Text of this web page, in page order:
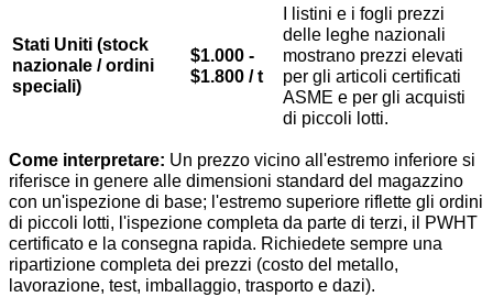
Stati Uniti (stock
nazionale / ordini
speciali)
$1.000 -
$1.800 / t
I listini e i fogli prezzi
delle leghe nazionali
mostrano prezzi elevati
per gli articoli certificati
ASME e per gli acquisti
di piccoli lotti.
Come interpretare: Un prezzo vicino all'estremo inferiore si
riferisce in genere alle dimensioni standard del magazzino
con un'ispezione di base; l'estremo superiore riflette gli ordini
di piccoli lotti, l'ispezione completa da parte di terzi, il PWHT
certificato e la consegna rapida. Richiedete sempre una
ripartizione completa dei prezzi (costo del metallo,
lavorazione, test, imballaggio, trasporto e dazi).